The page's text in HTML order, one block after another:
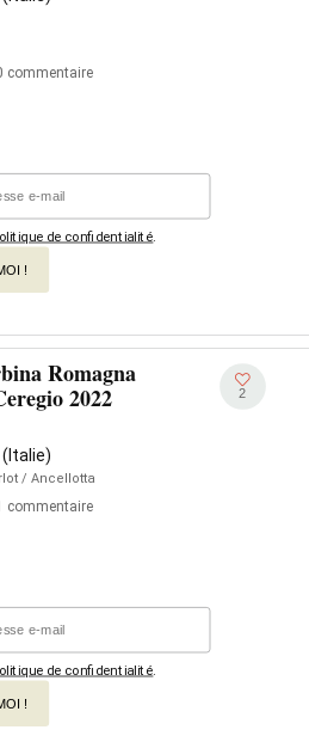
commentaire
de confidentialité
!
Romagna
2022
(Italie)
/ Ancellotta
commentaire
2
de confidentialité
!